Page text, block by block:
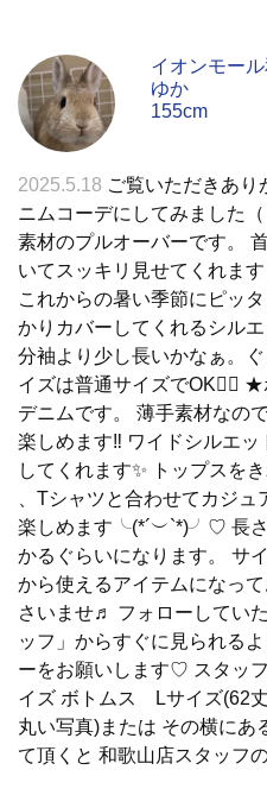
イオンモー
ゆか
155cm
2025.5.18 ご覧いただきあり
ニムコーデにしてみました
素材のプルオーバーです。
いてスッキリ見せてくれま
これからの暑い季節にピッ
かりカバーしてくれるシル
分袖より少し長いかなぁ。
イズは普通サイズでOK🙆‍♀️
デニムです。 薄手素材なの
楽しめます‼️ ワイドシルエ
してくれます✨ トップスを
、Tシャツと合わせてカジ
楽しめます╰(*´︶`*)╯♡ 長
かるぐらいになります。 サ
から使えるアイテムになっ
さいませ♬ フォローしてい
ッフ」からすぐに見られる
ーをお願いします♡ スタッ
イズ ボトムス Lサイズ(62
丸い写真)または その横にあ
て頂くと 和歌山店スタッフ